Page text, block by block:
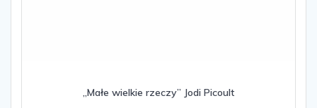
„Małe wielkie rzeczy” Jodi Picoult